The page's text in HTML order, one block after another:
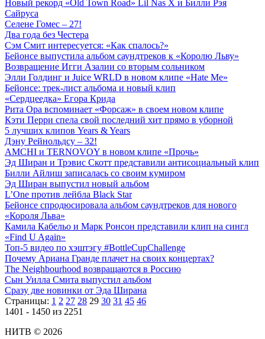
Новый рекорд «Old Town Road» Lil Nas X и Билли Рэя
Сайруса
Селене Гомес – 27!
Два года без Честера
Сэм Смит интересуется: «Как спалось?»
Бейонсе выпустила альбом саундтреков к «Королю Льву»
Возвращение Игги Азалии со вторым сольником
Элли Голдинг и Juice WRLD в новом клипе «Hate Me»
Бейонсе: трек-лист альбома и новый клип
«Сердцеедка» Егора Крида
Рита Ора вспоминает «Форсаж» в своем новом клипе
Кэти Перри спела свой последний хит прямо в уборной
5 лучших клипов Years & Years
Дэну Рейнольдсу – 32!
AMCHI и TERNOVOY в новом клипе «Прочь»
Эд Ширан и Трэвис Скотт представили антисоциальный клип
Билли Айлиш записалась со своим кумиром
Эд Ширан выпустил новый альбом
L’One против лейбла Black Star
Бейонсе спродюсировала альбом саундтреков для нового
«Короля Льва»
Камила Кабельо и Марк Ронсон представили клип на сингл
«Find U Again»
Топ-5 видео по хэштэгу #BottleCupChallenge
Почему Ариана Гранде плачет на своих концертах?
The Neighbourhood возвращаются в Россию
Сын Уилла Смита выпустил альбом
Сразу две новинки от Эда Ширана
Страницы: 1 2 27 28 29 30 31 45 46
1401 - 1450 из 2251
НИТВ © 2026